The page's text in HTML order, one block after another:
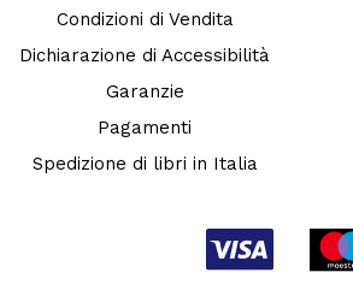
Condizioni di Vendita
Dichiarazione di Accessibilità
Garanzie
Pagamenti
Spedizione di libri in Italia